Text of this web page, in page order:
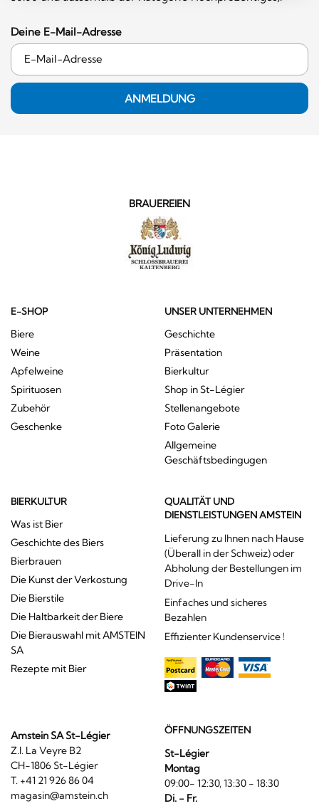
Deine E-Mail-Adresse
ANMELDUNG
BRAUEREIEN
E-SHOP
Biere
Weine
Apfelweine
Spirituosen
Zubehör
Geschenke
UNSER UNTERNEHMEN
Geschichte
Präsentation
Bierkultur
Shop in St-Légier
Stellenangebote
Foto Galerie
Allgemeine
Geschäftsbedingugen
BIERKULTUR
Was ist Bier
Geschichte des Biers
Bierbrauen
Die Kunst der Verkostung
Die Bierstile
Die Haltbarkeit der Biere
Die Bierauswahl mit AMSTEIN
SA
Rezepte mit Bier
QUALITÄT UND
DIENSTLEISTUNGEN AMSTEIN
Lieferung zu Ihnen nach Hause
(Überall in der Schweiz) oder
Abholung der Bestellungen im
Drive-In
Einfaches und sicheres
Bezahlen
Effizienter Kundenservice !
Amstein SA St-Légier
Z.I. La Veyre B2
CH-1806 St-Légier
T. +41 21 926 86 04
magasin@amstein.ch
ÖFFNUNGSZEITEN
St-Légier
Montag
09:00- 12:30, 13:30 - 18:30
Di. - Fr.